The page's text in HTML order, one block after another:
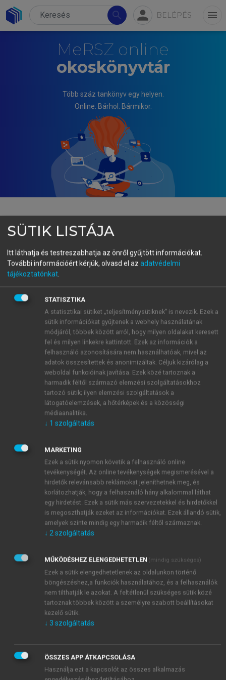
search person BELÉPÉS menu
MeRSZ online
okoskönyvtár
Több száz tankönyv egy helyen.
Online. Bárhol. Bármikor.
DARVAS ZSUZSA, LÁSZLÓ VALÉRIA
Sejtbiológia
menu_book OLVASÁS
A mitokondriális RNS import
A mitokondrium saját RNS szintézise mellett
citoplazmatikus eredetű RNS is bejuthat a mátrixba,
RNS importis történik. Növényekben,
egysejtűekben és élesztősejtekben citoplazmában
szintetizálódott tRNS molekulák kerülnek be a
mitokondriumba, míg emlős sejtekben tRNS importot
nem figyeltek meg, de beszámoltak más funckiójú
RNS molekulák mitokondriumba történő
közel sem tudunk annyit, mint a fehérjékéről.
Ismeretes, hogy az RNS import szignál vagy
szorosan az RNS-t kódoló DNS szakasz mellett, vagy
az RNS-t kódoló régión belül helyezkedik el, a
transzport mechanizmusának részleteit azonban nem
SÜTIK LISTÁJA
Itt láthatja és testreszabhatja az önről gyűjtött információkat.
További információért kérjük, olvasd el az adatvédelmi
tájékoztatónkat
STATISZTIKA
A statisztikai sütiket „teljesítménysütiknek” is nevezik. Ezek a
sütik információkat gyűjtenek a webhely használatának
módjáról, többek között arról, hogy milyen oldalakat keresett
fel és milyen linkekre kattintott. Ezek az információk a
felhasználó azonosítására nem használhatóak, mivel az
adatok összesítettek és anonimizáltak. Céljuk kizárólag a
weboldal funkcióinak javítása. Ezek közé tartoznak a
harmadik féltől származó elemzési szolgáltatásokhoz
tartozó sütik; ilyen elemzési szolgáltatások a
látogatóelemzések, a hőtérképek és a közösségi
médiaanalitika.
↓ 1 szolgáltatás
MARKETING
Ezek a sütik nyomon követik a felhasználó online
tevékenységét. Az online tevékenységek megismerésével a
hirdetők relevánsabb reklámokat jeleníthetnek meg, és
korlátozhatják, hogy a felhasználó hány alkalommal láthat
egy hirdetést. Ezek a sütik más szervezetekkel és hirdetőkkel
is megoszthatják ezeket az információkat. Ezek állandó sütik,
amelyek szinte mindig egy harmadik féltől származnak.
↓ 2 szolgáltatás
MŰKÖDÉSHEZ ELENGEDHETETLEN (mindig szükséges)
Ezek a sütik elengedhetetlenek az oldalunkon történő
böngészéshez,a funkciók használatához, és a felhasználók
nem tilthatják le azokat. A feltétlenül szükséges sütik közé
tartoznak többek között a személyre szabott beállításokat
kezelő sütik.
↓ 3 szolgáltatás
ÖSSZES APP ÁTKAPCSOLÁSA
Használja ezt a kapcsolót az összes alkalmazás